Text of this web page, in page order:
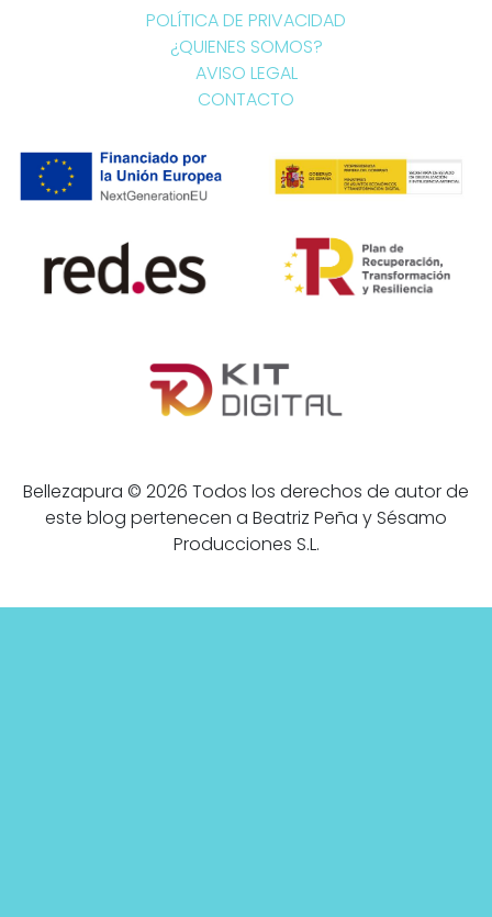
POLÍTICA DE PRIVACIDAD
¿QUIENES SOMOS?
AVISO LEGAL
CONTACTO
Bellezapura © 2026 Todos los derechos de autor de
este blog pertenecen a Beatriz Peña y Sésamo
Producciones S.L.